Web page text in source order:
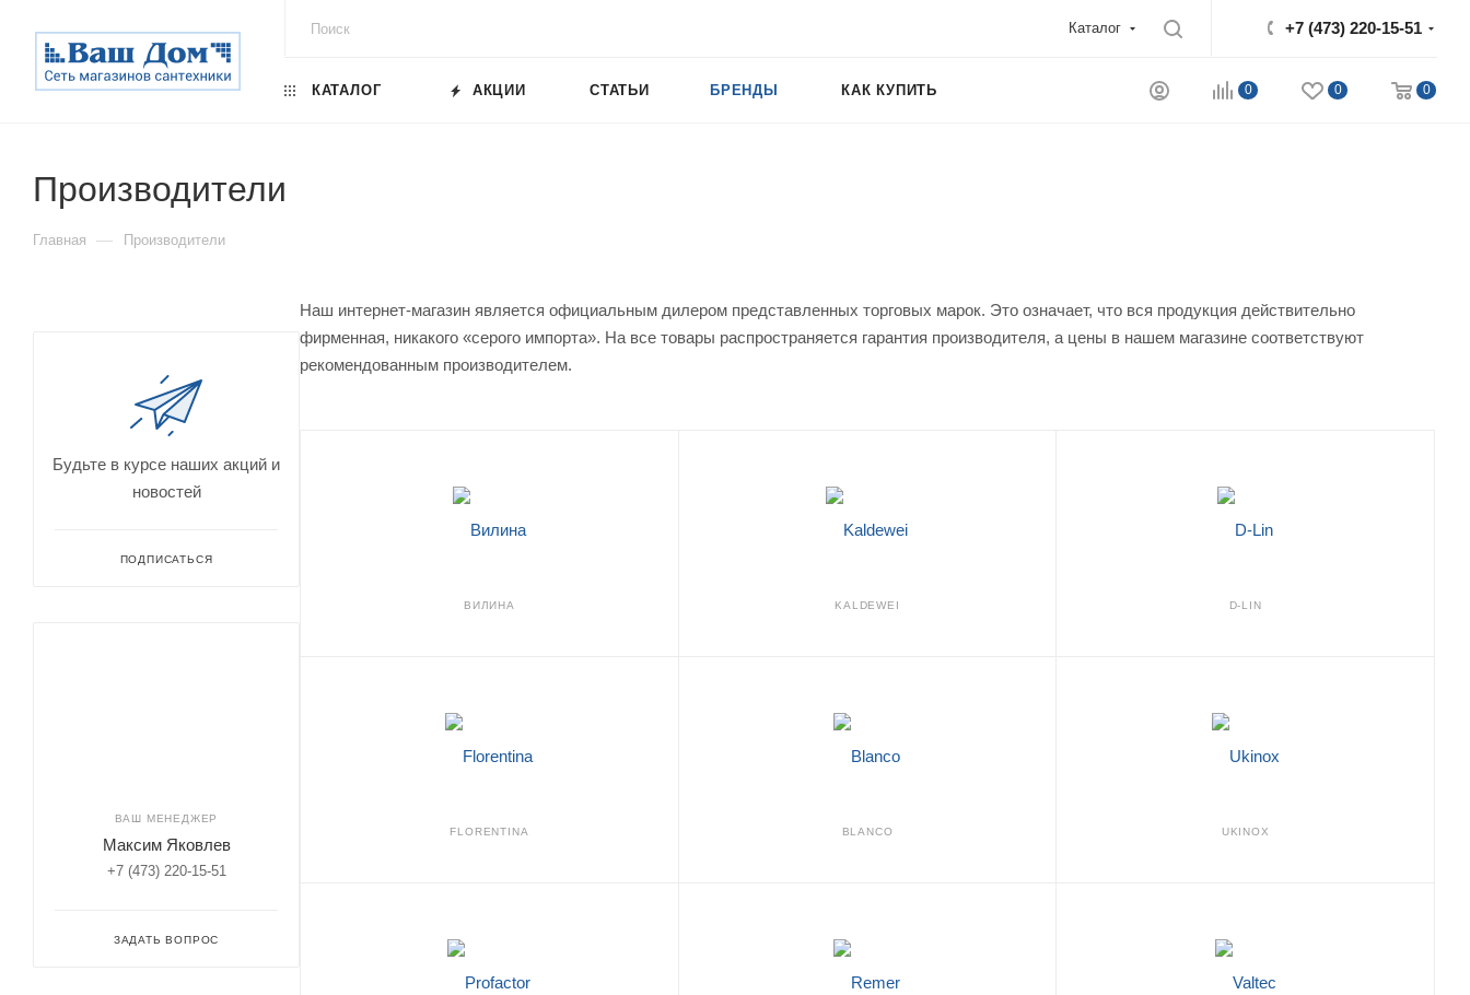
Каталог +7 (473) 220-15-51
0 0 0
КАТАЛОГ АКЦИИ СТАТЬИ БРЕНДЫ КАК КУПИТЬ
Производители
Главная — Производители
Наш интернет-магазин является официальным дилером представленных торговых марок. Это означает, что вся продукция действительно
фирменная, никакого «серого импорта». На все товары распространяется гарантия производителя, а цены в нашем магазине соответствуют
рекомендованным производителем.
ВИЛИНА KALDEWEI D-LIN
FLORENTINA BLANCO UKINOX
Будьте в курсе наших акций и
новостей
ПОДПИСАТЬСЯ
ВАШ МЕНЕДЖЕР
Максим Яковлев
+7 (473) 220-15-51
ЗАДАТЬ ВОПРОС